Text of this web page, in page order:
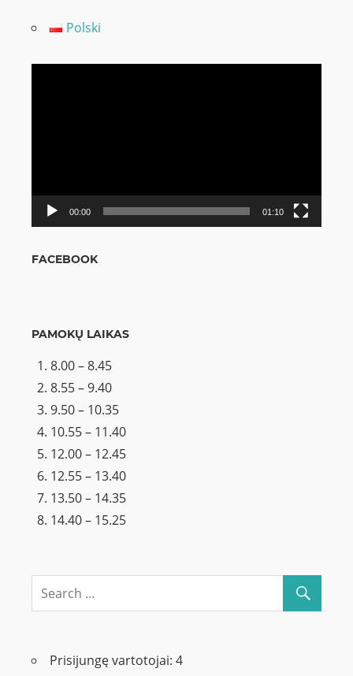
Polski
00:00 01:10
FACEBOOK
PAMOKŲ LAIKAS
8.00 – 8.45
8.55 – 9.40
9.50 – 10.35
10.55 – 11.40
12.00 – 12.45
12.55 – 13.40
13.50 – 14.35
14.40 – 15.25
Prisijungę vartotojai: 4